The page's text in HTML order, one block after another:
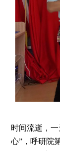
时间流逝，
心”，呼研院